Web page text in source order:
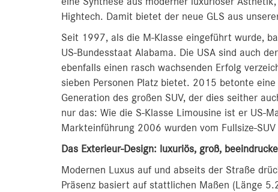
Hightech. Damit bietet der neue GLS aus
Seit 1997, als die M-Klasse eingeführt wurde,
US-Bundesstaat Alabama. Die USA sind auch
ebenfalls einen rasch wachsenden Erfolg
sieben Personen Platz bietet. 2015 betonte
Generation des großen SUV, der dies seither
nur das: Wie die S-Klasse Limousine ist er US-
Markteinführung 2006 wurden vom Fullsize-
Das Exterieur-Design: luxuriös, groß,
Modernen Luxus auf und abseits der Straße
Präsenz basiert auf stattlichen Maßen (Länge